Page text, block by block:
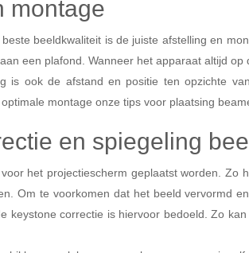
montage
beeldkwaliteit is de juiste afstelling en
een plafond. Wanneer het apparaat altijd
is ook de afstand en positie ten opzichte
montage onze tips voor plaatsing
en spiegeling
het projectiescherm geplaatst worden.
Om te voorkomen dat het beeld vervormd
keystone correctie is hiervoor bedoeld. Zo